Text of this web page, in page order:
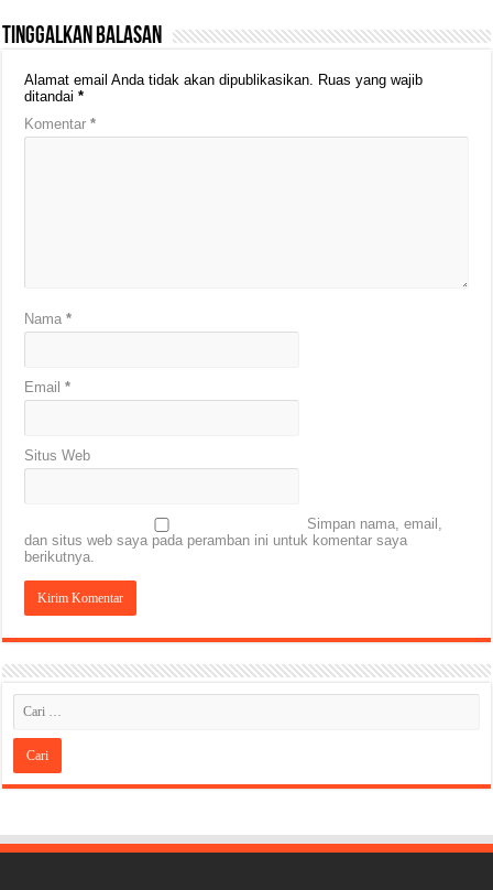
Tinggalkan Balasan
Alamat email Anda tidak akan dipublikasikan. Ruas yang wajib
ditandai*
Komentar*
Nama*
Email*
Situs Web
Simpan nama, email,
dan situs web saya pada peramban ini untuk komentar saya
berikutnya.